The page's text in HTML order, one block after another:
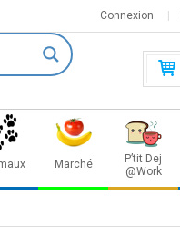
Connexion
Marché
P’tit Dej
@Work